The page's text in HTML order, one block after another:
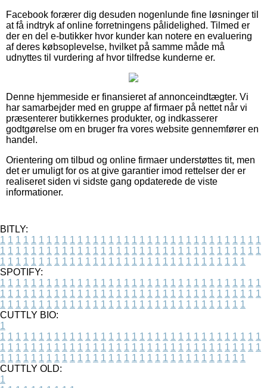
Facebook forærer dig desuden nogenlunde fine løsninger til
at få indtryk af online forretningens pålidelighed. Tilmed er
der en del e-butikker hvor kunder kan notere en evaluering
af deres købsoplevelse, hvilket på samme måde må
udnyttes til vurdering af hvor tilfredse kunderne er.
Denne hjemmeside er finansieret af annonceindtægter. Vi
har samarbejder med en gruppe af firmaer på nettet når vi
præsenterer butikkernes produkter, og indkasserer
godtgørelse om en bruger fra vores website gennemfører en
handel.
Orientering om tilbud og online firmaer understøttes tit, men
det er umuligt for os at give garantier imod rettelser der er
realiseret siden vi sidste gang opdaterede de viste
informationer.
BITLY:
1 1 1 1 1 1 1 1 1 1 1 1 1 1 1 1 1 1 1 1 1 1 1 1 1 1 1 1 1 1 1 1 1 1
1 1 1 1 1 1 1 1 1 1 1 1 1 1 1 1 1 1 1 1 1 1 1 1 1 1 1 1 1 1 1 1 1 1
1 1 1 1 1 1 1 1 1 1 1 1 1 1 1 1 1 1 1 1 1 1 1 1 1 1 1 1 1 1 1 1
SPOTIFY:
1 1 1 1 1 1 1 1 1 1 1 1 1 1 1 1 1 1 1 1 1 1 1 1 1 1 1 1 1 1 1 1 1 1
1 1 1 1 1 1 1 1 1 1 1 1 1 1 1 1 1 1 1 1 1 1 1 1 1 1 1 1 1 1 1 1 1 1
1 1 1 1 1 1 1 1 1 1 1 1 1 1 1 1 1 1 1 1 1 1 1 1 1 1 1 1 1 1 1 1
CUTTLY BIO:
1
1 1 1 1 1 1 1 1 1 1 1 1 1 1 1 1 1 1 1 1 1 1 1 1 1 1 1 1 1 1 1 1 1 1
1 1 1 1 1 1 1 1 1 1 1 1 1 1 1 1 1 1 1 1 1 1 1 1 1 1 1 1 1 1 1 1 1 1
1 1 1 1 1 1 1 1 1 1 1 1 1 1 1 1 1 1 1 1 1 1 1 1 1 1 1 1 1 1 1 1
CUTTLY OLD:
1